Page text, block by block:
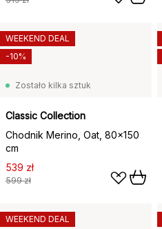
Zostało kilka sztuk
Classic Collection
Chodnik Merino, Oat, 80x150
cm
539 zł
599 zł
WEEKEND DEAL
-10%
WEEKEND DEAL